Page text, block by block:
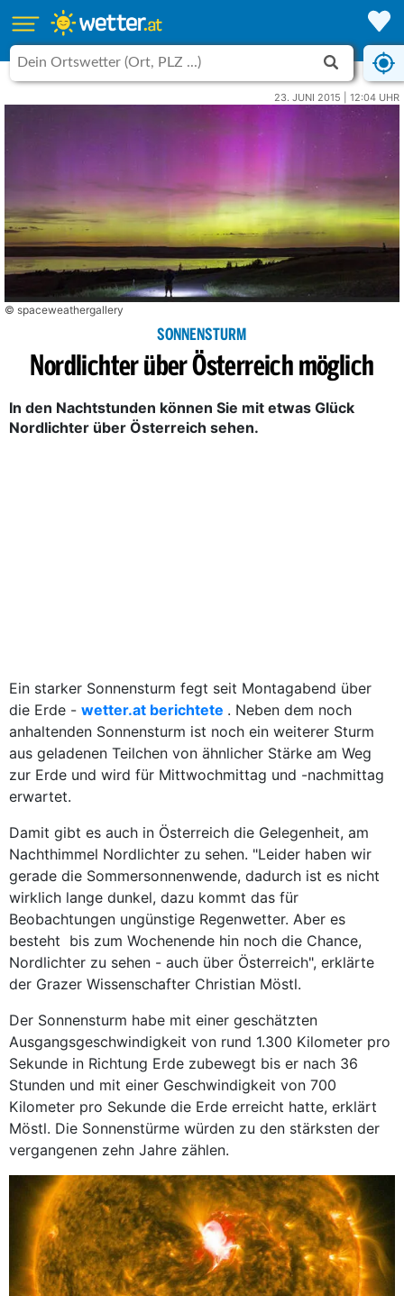
23. JUNI 2015 | 12:04 UHR
© spaceweathergallery
SONNENSTURM
Nordlichter über Österreich möglich
In den Nachtstunden können Sie mit etwas Glück
Nordlichter über Österreich sehen.
Ein starker Sonnensturm fegt seit Montagabend über
die Erde - wetter.at berichtete . Neben dem noch
anhaltenden Sonnensturm ist noch ein weiterer Sturm
aus geladenen Teilchen von ähnlicher Stärke am Weg
zur Erde und wird für Mittwochmittag und -nachmittag
erwartet.
Damit gibt es auch in Österreich die Gelegenheit, am
Nachthimmel Nordlichter zu sehen. "Leider haben wir
gerade die Sommersonnenwende, dadurch ist es nicht
wirklich lange dunkel, dazu kommt das für
Beobachtungen ungünstige Regenwetter. Aber es
besteht bis zum Wochenende hin noch die Chance,
Nordlichter zu sehen - auch über Österreich", erklärte
der Grazer Wissenschafter Christian Möstl.
Der Sonnensturm habe mit einer geschätzten
Ausgangsgeschwindigkeit von rund 1.300 Kilometer pro
Sekunde in Richtung Erde zubewegt bis er nach 36
Stunden und mit einer Geschwindigkeit von 700
Kilometer pro Sekunde die Erde erreicht hatte, erklärt
Möstl. Die Sonnenstürme würden zu den stärksten der
vergangenen zehn Jahre zählen.